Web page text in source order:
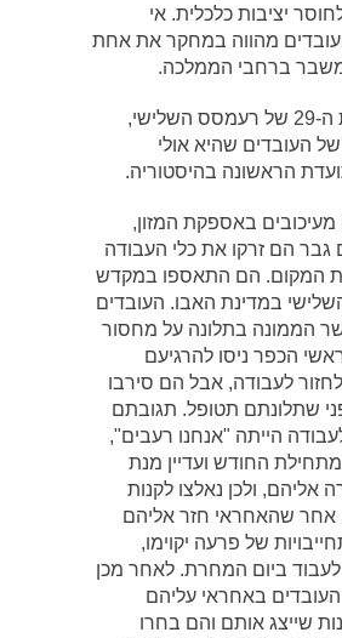
יציבות כלכלית. אי
מהווה במחקר את אחת
ברחבי הממלכה.
בשנת המלכות ה-29 של רעמסס השלישי,
העובדים שהיא אולי
הראשונה בהיסטוריה.
מעיכובים באספקת המזון,
הם זרקו את כלי העבודה
המקום. הם התאספו במקדש
במדינת האבו. העובדים
הממונה בתלונה על מחסור
הכפר ניסו להרגיעם
לעבודה, אבל הם סירבו
שתלונתם תטופל. תגובתם
הייתה "אנחנו רעבים",
מתחילת החודש ועדיין מנת
אליהם, ולכן נאלצו לקנות
שהאחראי חזר אליהם
של פרעה יקוימו,
לעבוד ביום המחרת. לאחר מכן
באחראי עליהם
שייצג אותם והם בחרו